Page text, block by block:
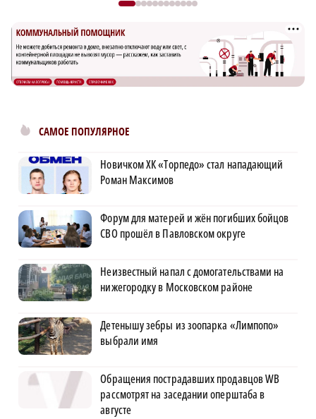
САМОЕ ПОПУЛЯРНОЕ
Новичком ХК «Торпедо» стал нападающий
Роман Максимов
Форум для матерей и жён погибших бойцов
СВО прошёл в Павловском округе
Неизвестный напал с домогательствами на
нижегородку в Московском районе
Детенышу зебры из зоопарка «Лимпопо»
выбрали имя
Обращения пострадавших продавцов WB
рассмотрят на заседании оперштаба в
августе